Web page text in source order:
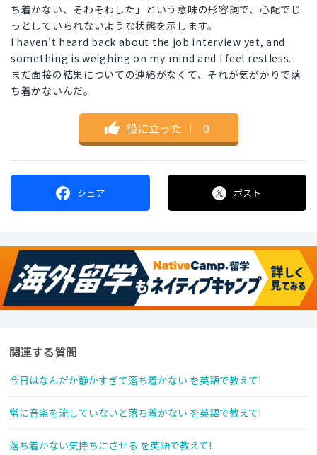
ち着かない、そわそわした」という意味の形容詞で、心配でじ
っとしていられないような状態を示します。
I haven't heard back about the job interview yet, and
something is weighing on my mind and I feel restless.
まだ面接の結果についての連絡がなくて、それが気がかりで落
ち着かないんだ。
役に立った ｜ 0
シェア ポスト
関連する質問
今日はなんだか静かすぎて落ち着かない を英語で教えて!
常に音楽を流していないと落ち着かない を英語で教えて!
落ち着かない気持ちにさせる を英語で教えて!